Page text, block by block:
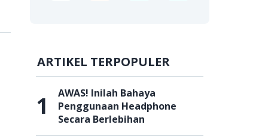
ARTIKEL TERPOPULER
1
AWAS! Inilah Bahaya
Penggunaan Headphone
Secara Berlebihan